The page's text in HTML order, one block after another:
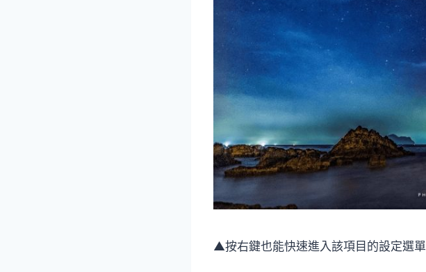
▲按右鍵也能快速進入該項目的設定選單